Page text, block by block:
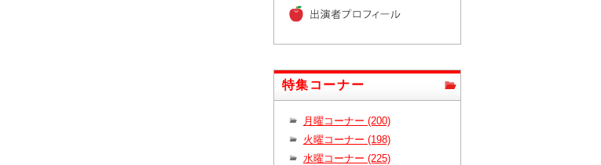
特集コーナー
月曜コーナー (200)
火曜コーナー (198)
水曜コーナー (225)